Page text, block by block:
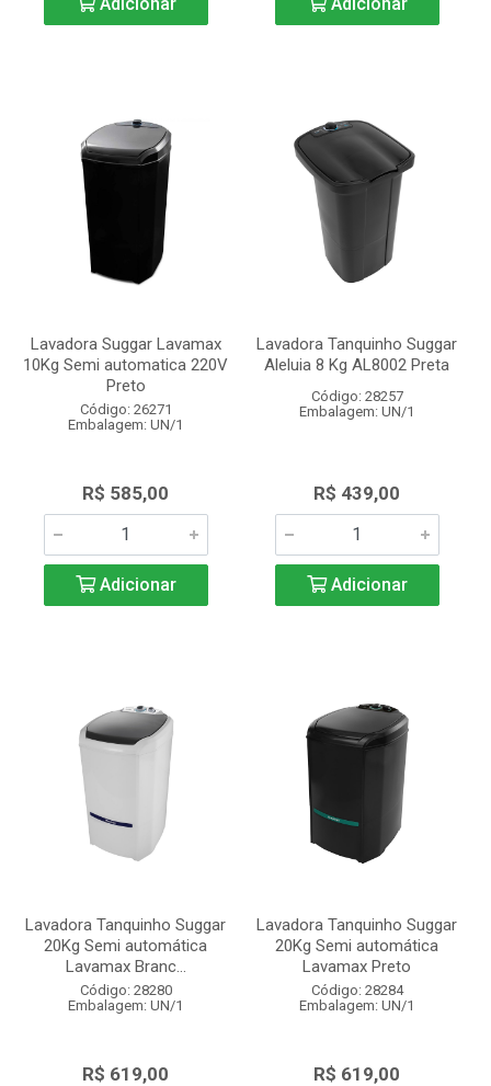
Lavadora Suggar Lavamax
10Kg Semi automatica 220V
Preto
Código: 26271
Embalagem: UN/1
R$ 585,00
Adicionar
Lavadora Tanquinho Suggar
Aleluia 8 Kg AL8002 Preta
Código: 28257
Embalagem: UN/1
R$ 439,00
Adicionar
Lavadora Tanquinho Suggar
20Kg Semi automática
Lavamax Branc...
Código: 28280
Embalagem: UN/1
R$ 619,00
Lavadora Tanquinho Suggar
20Kg Semi automática
Lavamax Preto
Código: 28284
Embalagem: UN/1
R$ 619,00